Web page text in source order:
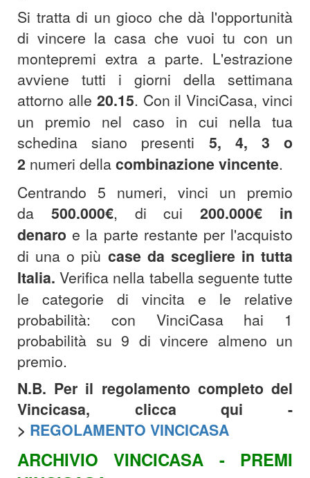
Si tratta di un gioco che dà l'opportunità
di vincere la casa che vuoi tu con un
montepremi extra a parte. L'estrazione
avviene tutti i giorni della settimana
attorno alle 20.15. Con il VinciCasa, vinci
un premio nel caso in cui nella tua
schedina siano presenti 5, 4, 3 o
2 numeri della combinazionevincente.
Centrando 5 numeri, vinci un premio
da 500.000€, di cui200.000€
in
denaroe la parte restante per l'acquisto
di una o più case da scegliere in tutta
Italia.Verifica nella tabella seguente tutte
le categorie di vincita e le relative
probabilità: con VinciCasa hai 1
probabilità su 9 di vincere almeno un
premio.
N.B. Per il regolamento completo del
Vincicasa, clicca qui -
> REGOLAMENTO VINCICASA
ARCHIVIO VINCICASA - PREMI